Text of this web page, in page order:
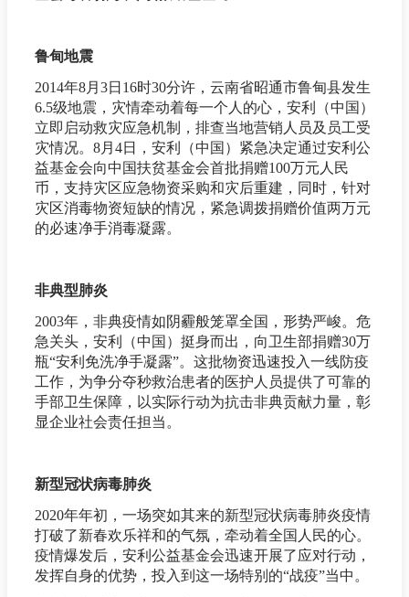
鲁甸地震
2014年8月3日16时30分许，云南省昭通市鲁甸县发生
6.5级地震，灾情牵动着每一个人的心，安利（中国）
立即启动救灾应急机制，排查当地营销人员及员工受
灾情况。8月4日，安利（中国）紧急决定通过安利公
益基金会向中国扶贫基金会首批捐赠100万元人民
币，支持灾区应急物资采购和灾后重建，同时，针对
灾区消毒物资短缺的情况，紧急调拨捐赠价值两万元
的必速净手消毒凝露。
非典型肺炎
2003年，非典疫情如阴霾般笼罩全国，形势严峻。危
急关头，安利（中国）挺身而出，向卫生部捐赠30万
瓶“安利免洗净手凝露”。这批物资迅速投入一线防疫
工作，为争分夺秒救治患者的医护人员提供了可靠的
手部卫生保障，以实际行动为抗击非典贡献力量，彰
显企业社会责任担当。
新型冠状病毒肺炎
2020年年初，一场突如其来的新型冠状病毒肺炎疫情
打破了新春欢乐祥和的气氛，牵动着全国人民的心。
疫情爆发后，安利公益基金会迅速开展了应对行动，
发挥自身的优势，投入到这一场特别的“战疫”当中。